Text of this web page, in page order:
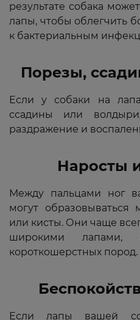
результате собака
лапы, чтобы облегчить
к бактериальным
Порезы,
Если у собаки на
ссадины или
раздражение и
Наросты
Между пальцами ног
могут образовываться
или кисты. Они чаще
широкими
короткошерстных пород.
Если лапы вашей